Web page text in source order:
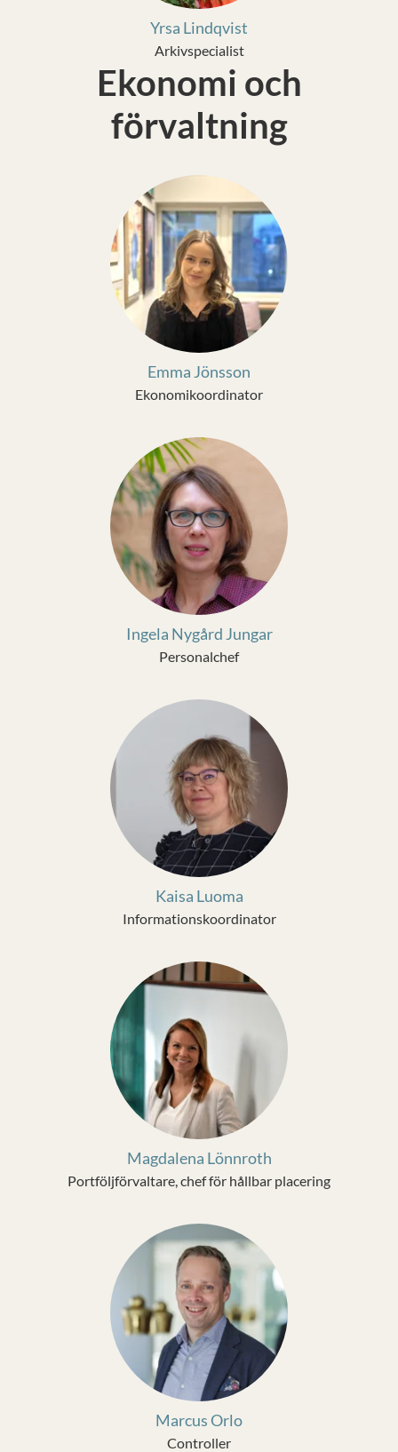
Yrsa Lindqvist
Arkivspecialist
Ekonomi och
förvaltning
Emma Jönsson
Ekonomikoordinator
Ingela Nygård Jungar
Personalchef
Kaisa Luoma
Informationskoordinator
Magdalena Lönnroth
Portföljförvaltare, chef för hållbar placering
Marcus Orlo
Controller